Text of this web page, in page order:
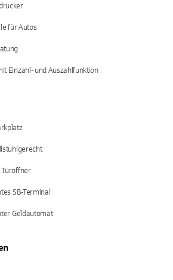
für Autos
Einzahl- und Auszahlfunktion
SB-Terminal
Geldautomat